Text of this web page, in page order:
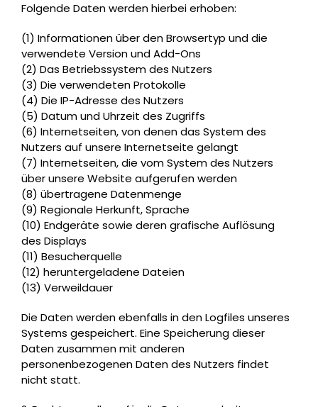
Folgende Daten werden hierbei erhoben:
(1) Informationen über den Browsertyp und die
verwendete Version und Add-Ons
(2) Das Betriebssystem des Nutzers
(3) Die verwendeten Protokolle
(4) Die IP-Adresse des Nutzers
(5) Datum und Uhrzeit des Zugriffs
(6) Internetseiten, von denen das System des
Nutzers auf unsere Internetseite gelangt
(7) Internetseiten, die vom System des Nutzers
über unsere Website aufgerufen werden
(8) übertragene Datenmenge
(9) Regionale Herkunft, Sprache
(10) Endgeräte sowie deren grafische Auflösung
des Displays
(11) Besucherquelle
(12) heruntergeladene Dateien
(13) Verweildauer
Die Daten werden ebenfalls in den Logfiles unseres
Systems gespeichert. Eine Speicherung dieser
Daten zusammen mit anderen
personenbezogenen Daten des Nutzers findet
nicht statt.